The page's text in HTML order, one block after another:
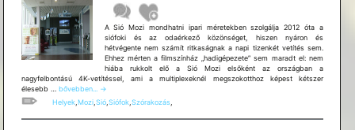
A Sió Mozi mondhatni ipari méretekben szolgálja 2012 óta a
siófoki és az odaérkező közönséget, hiszen nyáron és
hétvégente nem számít ritkaságnak a napi tizenkét vetítés sem.
Ehhez mérten a filmszínház „hadigépezete” sem maradt el: nem
hiába rukkolt elő a Sió Mozi elsőként az országban a
nagyfelbontású 4K-vetítéssel, ami a multiplexeknél megszokotthoz képest kétszer
élesebb … Sió
Mozi
bővebben...
→
Helyek, Mozi, Sió, Siófok, Szórakozás,